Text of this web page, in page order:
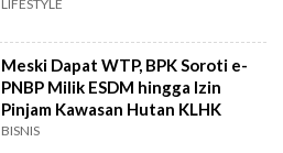
Miliar!
LIFESTYLE
Meski Dapat WTP, BPK Soroti e-
PNBP Milik ESDM hingga Izin
Pinjam Kawasan Hutan KLHK
BISNIS